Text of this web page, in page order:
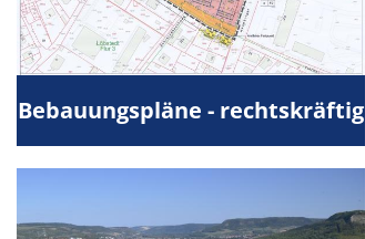
Bebauungspläne - rechtskräftig